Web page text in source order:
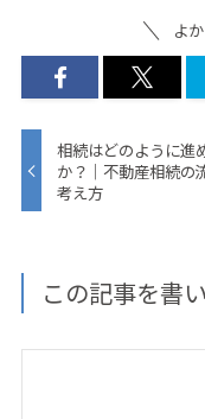
よ
相続はどのように進
か？｜不動産相続の
考え方
この記事を書